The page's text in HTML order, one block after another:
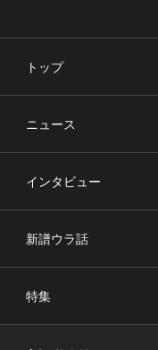
トップ
ニュース
インタビュー
新譜ウラ話
特集